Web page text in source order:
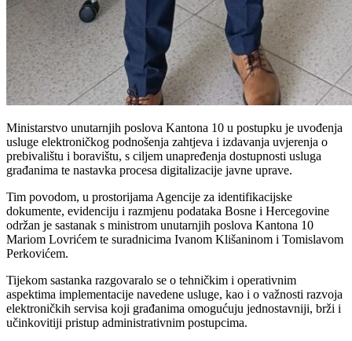
Ministarstvo unutarnjih poslova Kantona 10 u postupku je uvođenja
usluge elektroničkog podnošenja zahtjeva i izdavanja uvjerenja o
prebivalištu i boravištu, s ciljem unapređenja dostupnosti usluga
građanima te nastavka procesa digitalizacije javne uprave.
Tim povodom, u prostorijama Agencije za identifikacijske
dokumente, evidenciju i razmjenu podataka Bosne i Hercegovine
održan je sastanak s ministrom unutarnjih poslova Kantona 10
Mariom Lovrićem te suradnicima Ivanom Klišaninom i Tomislavom
Perkovićem.
Tijekom sastanka razgovaralo se o tehničkim i operativnim
aspektima implementacije navedene usluge, kao i o važnosti razvoja
elektroničkih servisa koji građanima omogućuju jednostavniji, brži i
učinkovitiji pristup administrativnim postupcima.